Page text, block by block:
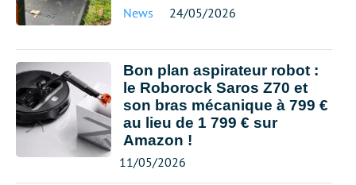
News 24/05/2026
Bon plan aspirateur robot :
le Roborock Saros Z70 et
son bras mécanique à 799 €
au lieu de 1 799 € sur
Amazon !
11/05/2026